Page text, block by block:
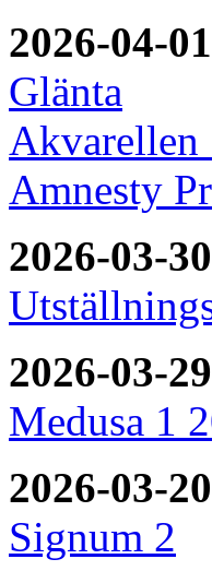
2026-04-01
Glänta
Akvarellen
Amnesty
2026-03-30
2026-03-29
Medusa 1
2026-03-20
Signum 2